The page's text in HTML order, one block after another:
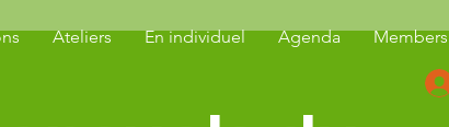
Ateliers En individuel Agenda Members